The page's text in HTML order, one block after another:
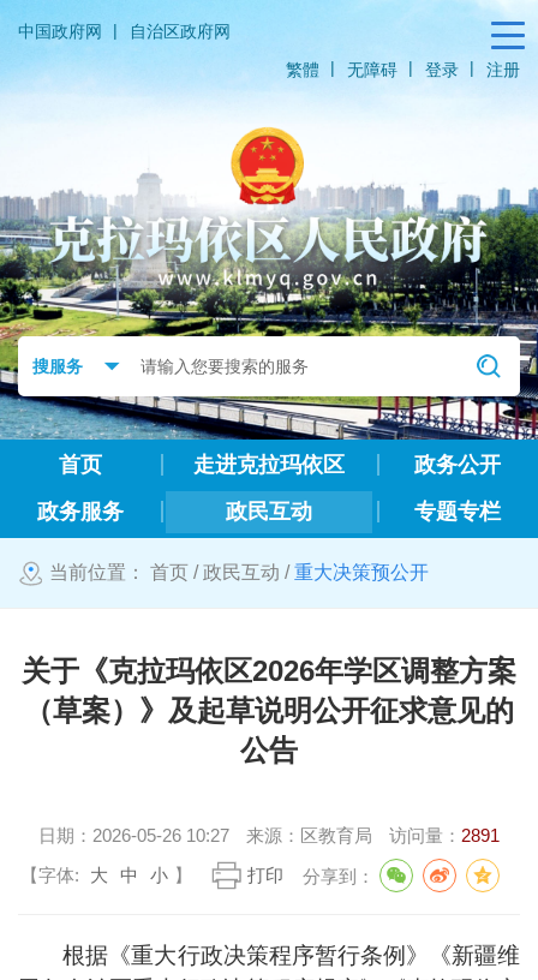
中国政府网 |
自治区政府网
繁體
| 无障碍 | 登录 | 注册
首页 走进克拉玛依区
政务公开
政务服务
政民互动 专题专栏
当前位置： 首页 /政民互动 /重大决策预公开
关于《克拉玛依区2026年学区调整方案
（草案）》及起草说明公开征求意见的
公告
日期： 2026-05-26 10:27 来源： 区教育局 访问量： 2891
【字体:
大 中 小 】 打印 分享到：
根据《重大行政决策程序暂行条例》《新疆维